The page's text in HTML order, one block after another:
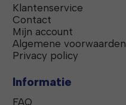
Klantenservice
Contact
Mijn account
Algemene voorwaarden
Privacy policy
Informatie
FAQ